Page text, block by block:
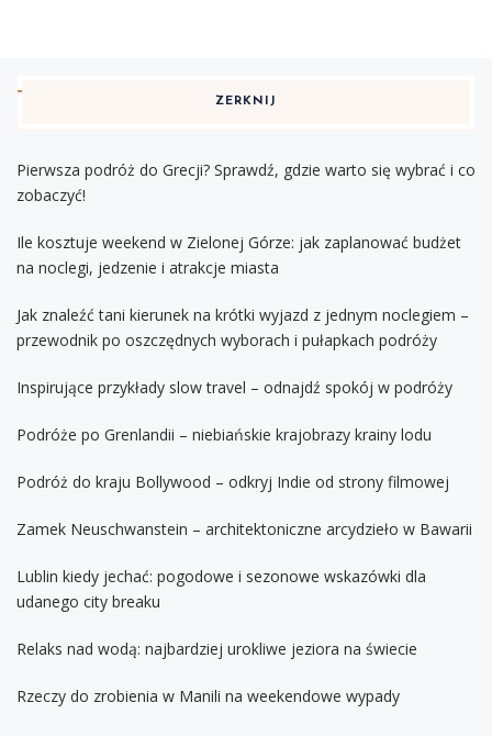
ZERKNIJ
Pierwsza podróż do Grecji? Sprawdź, gdzie warto się wybrać i co
zobaczyć!
Ile kosztuje weekend w Zielonej Górze: jak zaplanować budżet
na noclegi, jedzenie i atrakcje miasta
Jak znaleźć tani kierunek na krótki wyjazd z jednym noclegiem –
przewodnik po oszczędnych wyborach i pułapkach podróży
Inspirujące przykłady slow travel – odnajdź spokój w podróży
Podróże po Grenlandii – niebiańskie krajobrazy krainy lodu
Podróż do kraju Bollywood – odkryj Indie od strony filmowej
Zamek Neuschwanstein – architektoniczne arcydzieło w Bawarii
Lublin kiedy jechać: pogodowe i sezonowe wskazówki dla
udanego city breaku
Relaks nad wodą: najbardziej urokliwe jeziora na świecie
Rzeczy do zrobienia w Manili na weekendowe wypady